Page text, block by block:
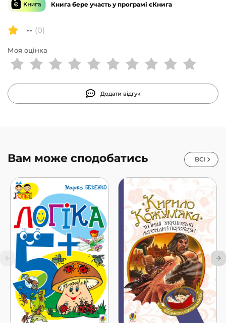
Книга бере участь у програмі єКнига
-- (0)
Моя оцінка
Додати відгук
Вам може сподобатись ВСІ